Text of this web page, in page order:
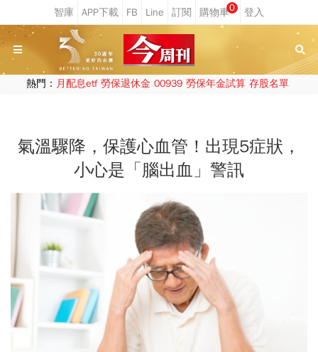
0
熱門： 月配息etf 勞保退休金 00939 勞保年金試算 存股名單
氣溫驟降，保護心血管！出現5症狀，
小心是「腦出血」警訊